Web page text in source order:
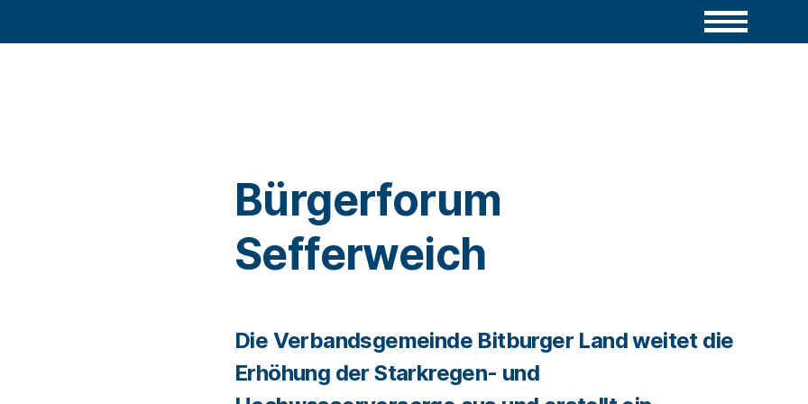
Bürgerforum
Sefferweich
Die Verbandsgemeinde Bitburger Land weitet die
Erhöhung der Starkregen- und